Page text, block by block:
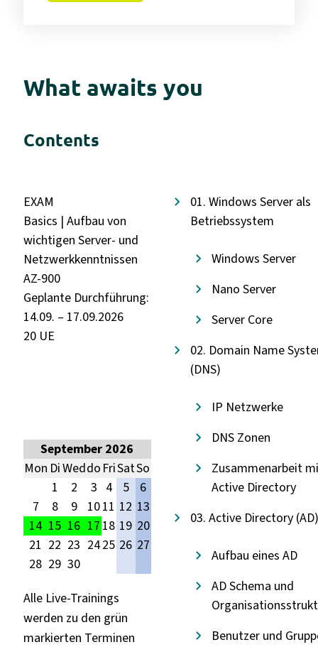
What awaits you
Contents
EXAM
Basics | Aufbau von
wichtigen Server- und
Netzwerkkenntnissen
AZ-900
Geplante Durchführung:
14.09. – 17.09.2026
20 UE
September 2026
Mon DiWeddo FriSatSo
1
2 3 4 5
6
7
8 9 1011 12 13
14 15 16 17 18 19 20
21 22 23 2425 26 27
28 29 30
Alle Live-Trainings
werden zu den grün
markierten Terminen
01. Windows Server als
Betriebssystem
Windows Server
Nano Server
Server Core
02. Domain Name
(DNS)
IP Netzwerke
DNS Zonen
Zusammenarbeit
Active Directory
03. Active Directory (AD)
Aufbau eines AD
AD Schema und
Benutzer und